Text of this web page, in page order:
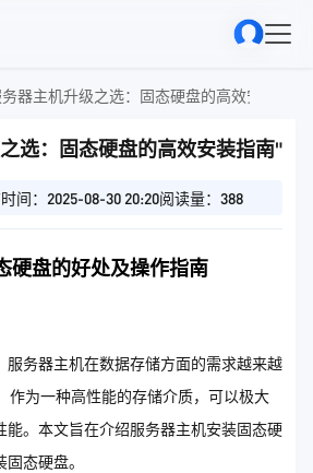
器主机升级之选：固态硬盘的高效安装指南"
选：固态硬盘的高效安装指南"
间：2025-08-30 20:20阅读量：388
硬盘的好处及操作指南
服务器主机在数据存储方面的需求越来越
作为一种高性能的存储介质，可以极大
能。本文旨在介绍服务器主机安装固态硬
态硬盘。